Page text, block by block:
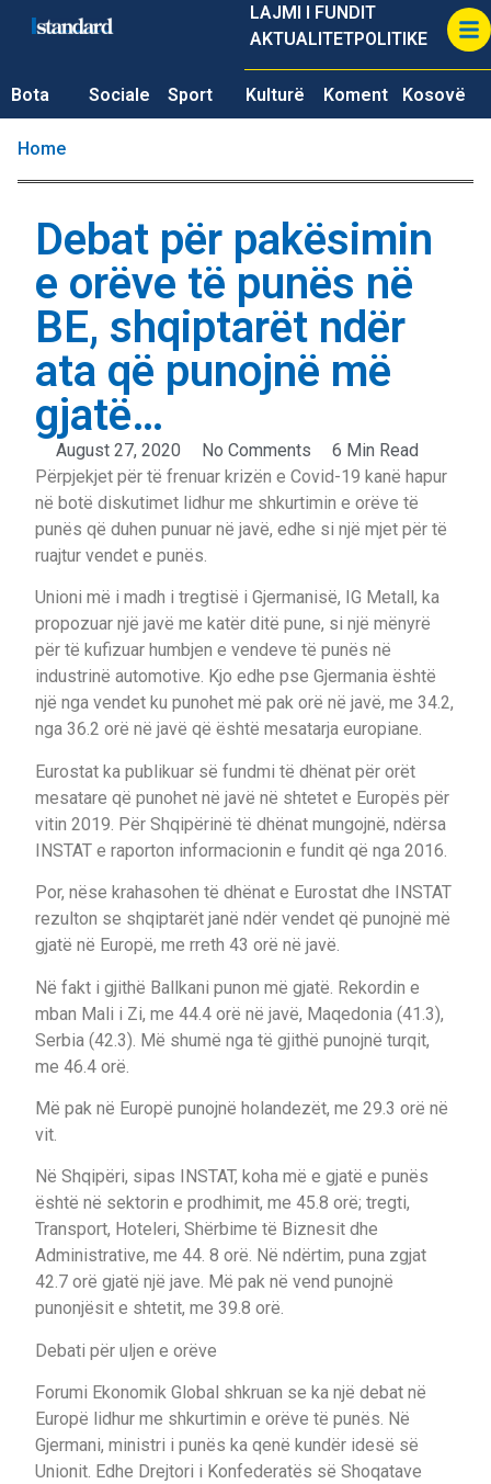
LAJMI I FUNDIT
AKTUALITETPOLITIKE
Bota Sociale Sport Kulturë Koment Kosovë
Home
Debat për pakësimin
e orëve të punës në
BE, shqiptarët ndër
ata që punojnë më
gjatë…
August 27, 2020 No Comments
6 Min Read
Përpjekjet për të frenuar krizën e Covid-19 kanë hapur
në botë diskutimet lidhur me shkurtimin e orëve të
punës që duhen punuar në javë, edhe si një mjet për të
ruajtur vendet e punës.
Unioni më i madh i tregtisë i Gjermanisë, IG Metall, ka
propozuar një javë me katër ditë pune, si një mënyrë
për të kufizuar humbjen e vendeve të punës në
industrinë automotive. Kjo edhe pse Gjermania është
një nga vendet ku punohet më pak orë në javë, me 34.2,
nga 36.2 orë në javë që është mesatarja europiane.
Eurostat ka publikuar së fundmi të dhënat për orët
mesatare që punohet në javë në shtetet e Europës për
vitin 2019. Për Shqipërinë të dhënat mungojnë, ndërsa
INSTAT e raporton informacionin e fundit që nga 2016.
Por, nëse krahasohen të dhënat e Eurostat dhe INSTAT
rezulton se shqiptarët janë ndër vendet që punojnë më
gjatë në Europë, me rreth 43 orë në javë.
Në fakt i gjithë Ballkani punon më gjatë. Rekordin e
mban Mali i Zi, me 44.4 orë në javë, Maqedonia (41.3),
Serbia (42.3). Më shumë nga të gjithë punojnë turqit,
me 46.4 orë.
Më pak në Europë punojnë holandezët, me 29.3 orë në
vit.
Në Shqipëri, sipas INSTAT, koha më e gjatë e punës
është në sektorin e prodhimit, me 45.8 orë; tregti,
Transport, Hoteleri, Shërbime të Biznesit dhe
Administrative, me 44. 8 orë. Në ndërtim, puna zgjat
42.7 orë gjatë një jave. Më pak në vend punojnë
punonjësit e shtetit, me 39.8 orë.
Debati për uljen e orëve
Forumi Ekonomik Global shkruan se ka një debat në
Europë lidhur me shkurtimin e orëve të punës. Në
Gjermani, ministri i punës ka qenë kundër idesë së
Unionit. Edhe Drejtori i Konfederatës së Shoqatave